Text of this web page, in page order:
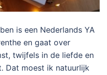
is een Nederlands YA
en gaat over
twijfels in de liefde en
Dat moest ik natuurlijk